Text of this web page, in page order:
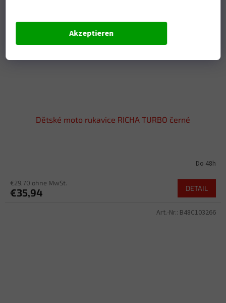
Akzeptieren
Dětské moto rukavice RICHA TURBO černé
Do 48h
€29,70 ohne MwSt.
€35,94 DETAIL
Art.-Nr.: B48C103266